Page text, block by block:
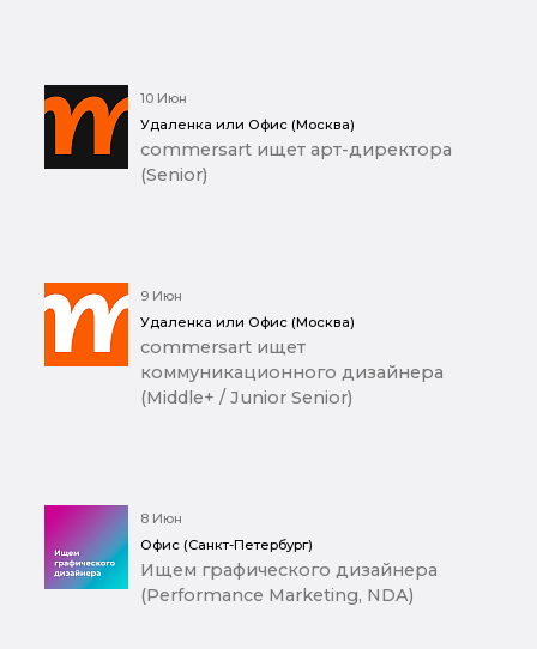
10 Июн
Удаленка или Офис (Москва)
commersart ищет арт-директора
(Senior)
9 Июн
Удаленка или Офис (Москва)
commersart ищет
коммуникационного дизайнера
(Middle+ / Junior Senior)
8 Июн
Офис (Санкт-Петербург)
Ищем графического дизайнера
(Performance Marketing, NDA)